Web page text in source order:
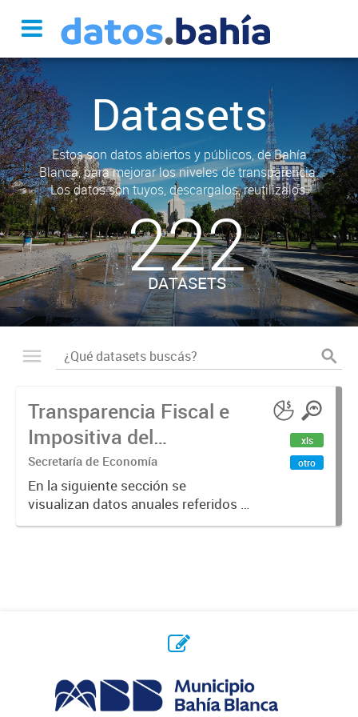
Datasets
Estos son datos abiertos y públicos, de Bahía
Blanca, para mejorar los niveles de transparencia.
Los datos son tuyos, descargalos, reutilizalos.
222
DATASETS
Transparencia Fiscal e
Impositiva del
Municipio. Año 2023
Secretaría de Economía
En la siguiente sección se
visualizan datos anuales referidos a
la transparencia fiscal e impositiva
xls
otro